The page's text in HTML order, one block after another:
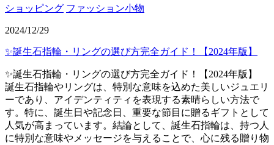
ショッピング ファッション小物
2024/12/29
✨誕生石指輪・リングの選び方完全ガイド！【2024年版】
✨誕生石指輪・リングの選び方完全ガイド！【2024年版】
誕生石指輪やリングは、特別な意味を込めた美しいジュエリ
ーであり、アイデンティティを表現する素晴らしい方法で
す。特に、誕生日や記念日、重要な節目に贈るギフトとして
人気が高まっています。結論として、誕生石指輪は、持つ人
に特別な意味やメッセージを与えることで、心に残る贈り物